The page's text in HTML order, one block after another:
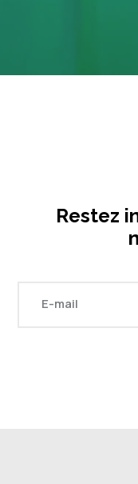
Restez